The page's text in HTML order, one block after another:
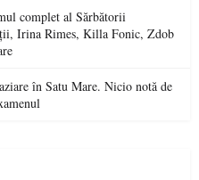
complet al Sărbătorii
Irina Rimes, Killa Fonic, Zdob
în Satu Mare. Nicio notă de